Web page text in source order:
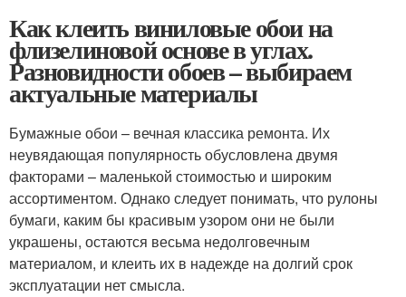
Как клеить виниловые обои на
флизелиновой основе в углах.
Разновидности обоев – выбираем
актуальные материалы
Бумажные обои – вечная классика ремонта. Их
неувядающая популярность обусловлена двумя
факторами – маленькой стоимостью и широким
ассортиментом. Однако следует понимать, что рулоны
бумаги, каким бы красивым узором они не были
украшены, остаются весьма недолговечным
материалом, и клеить их в надежде на долгий срок
эксплуатации нет смысла.